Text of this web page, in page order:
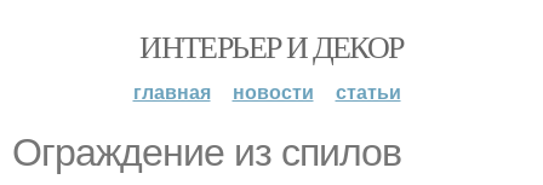
ИНТЕРЬЕР И ДЕКОР
главная новости статьи
Ограждение из спилов